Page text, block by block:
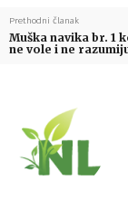
Prethodni članak
Muška navika br. 1
ne vole i ne